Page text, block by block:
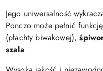
Jego uniwersalność
Ponczo może pełnić
(płachty biwakowej),
szala.